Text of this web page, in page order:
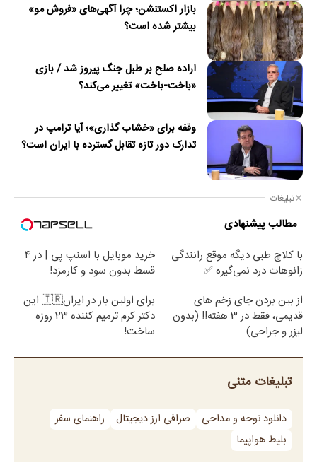
بازار اکستنشن؛ چرا آگهی‌های «فروش مو»
بیشتر شده است؟
اراده صلح بر طبل جنگ پیروز شد / بازی
«باخت-باخت» تغییر می‌کند؟
وقفه برای «خشاب گذاری»؛ آیا ترامپ در
تدارک دور تازه تقابل گسترده با ایران است؟
تبلیغات
مطالب پیشنهادی
با کلاچ طبی دیگه موقع رانندگی
زانوهات درد نمی‌گیره ✅
خرید موبایل با اسنپ پی | در ۴
قسط بدون سود و کارمزد!
از بین بردن جای زخم های
قدیمی، فقط در 3 هفته!! (بدون
لیزر و جراحی)
برای اولین بار در ایران🇮🇷 این
دکتر کرم ترمیم کننده 23 روزه
ساخت!
تبلیغات متنی
دانلود نوحه و مداحی صرافی ارز دیجیتال
راهنمای سفر
بلیط هواپیما